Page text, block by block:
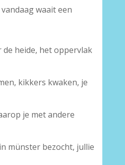
waait een
heide, het oppervlak
kikkers kwaken, je
je met andere
münster bezocht, jullie